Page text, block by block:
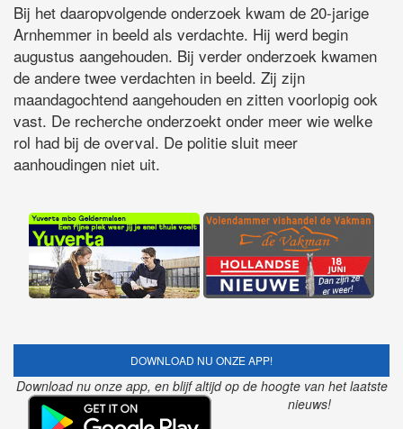
Bij het daaropvolgende onderzoek kwam de 20-jarige
Arnhemmer in beeld als verdachte. Hij werd begin
augustus aangehouden. Bij verder onderzoek kwamen
de andere twee verdachten in beeld. Zij zijn
maandagochtend aangehouden en zitten voorlopig ook
vast. De recherche onderzoekt onder meer wie welke
rol had bij de overval. De politie sluit meer
aanhoudingen niet uit.
DOWNLOAD NU ONZE APP!
Download nu onze app, en blijf altijd op de hoogte van het laatste
nieuws!